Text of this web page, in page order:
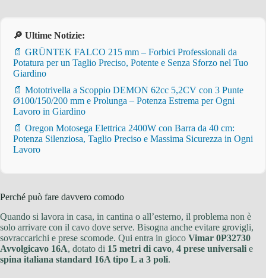
🔎 Ultime Notizie:
📄 GRÜNTEK FALCO 215 mm – Forbici Professionali da
Potatura per un Taglio Preciso, Potente e Senza Sforzo nel Tuo
Giardino
📄 Mototrivella a Scoppio DEMON 62cc 5,2CV con 3 Punte
Ø100/150/200 mm e Prolunga – Potenza Estrema per Ogni
Lavoro in Giardino
📄 Oregon Motosega Elettrica 2400W con Barra da 40 cm:
Potenza Silenziosa, Taglio Preciso e Massima Sicurezza in Ogni
Lavoro
Perché può fare davvero comodo
Quando si lavora in casa, in cantina o all’esterno, il problema non è
solo arrivare con il cavo dove serve. Bisogna anche evitare grovigli,
sovraccarichi e prese scomode. Qui entra in gioco Vimar 0P32730
Avvolgicavo 16A, dotato di 15 metri di cavo, 4 prese universali e
spina italiana standard 16A tipo L a 3 poli.